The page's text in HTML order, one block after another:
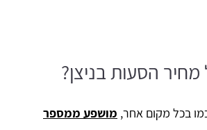
הסעות בניצן?
בכל מקום אחר, מושפע ממספר